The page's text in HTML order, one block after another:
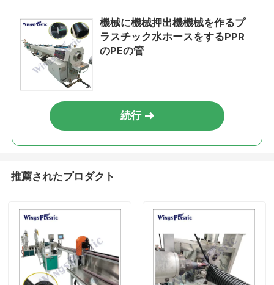
機械に機械押出機機械を作るプ
ラスチック水ホースをするPPR
のPEの管
続行
推薦されたプロダクト